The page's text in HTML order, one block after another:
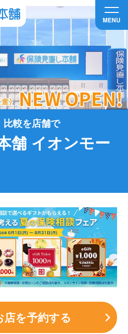
MENU
比較を店舗で
舗 イオンモー
店を予約する